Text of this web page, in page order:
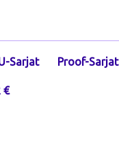
Sarjat Proof-Sarjat
€